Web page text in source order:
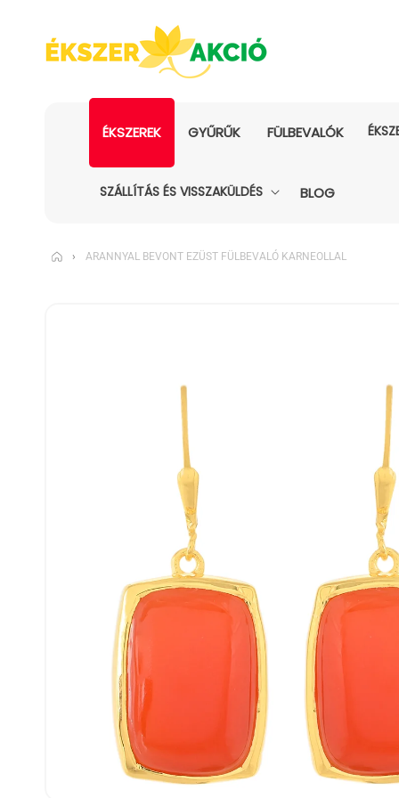
ÉKSZEREK GYŰRŰK FÜLBEVALÓK
SZÁLLÍTÁS ÉS VISSZAKÜLDÉS BLOG
› ARANNYAL BEVONT EZÜST FÜLBEVALÓ KARNEOLLAL